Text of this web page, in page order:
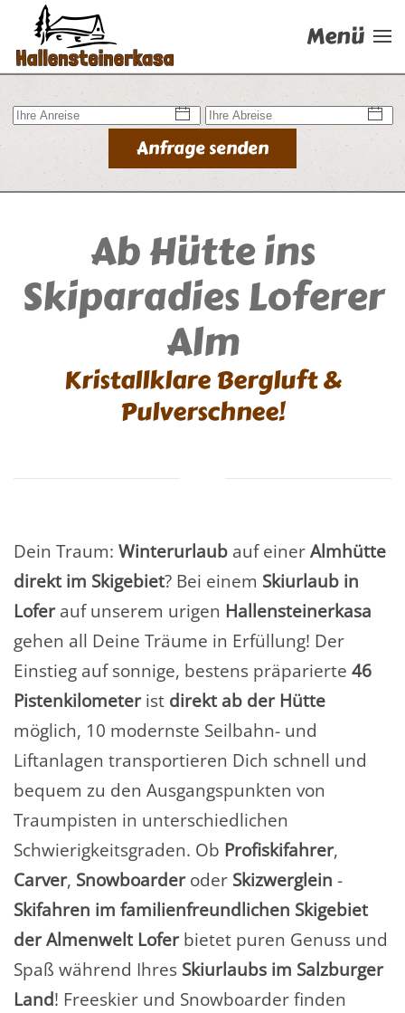
Zum Hauptinhalt springen
Menü
Anfrage senden
Ab Hütte ins
Skiparadies Loferer
Alm
Kristallklare Bergluft &
Pulverschnee!
Dein Traum: Winterurlaub auf einerAlmhütte
direkt im Skigebiet? Bei einem Skiurlaub in
Loferauf unserem urigen Hallensteinerkasa
gehen all Deine Träume in Erfüllung! Der
Einstieg auf sonnige, bestens präparierte 46
Pistenkilometerist direkt ab der Hütte
möglich, 10 modernste Seilbahn- und
Liftanlagen transportieren Dich schnell und
bequem zu den Ausgangspunkten von
Traumpisten in unterschiedlichen
Schwierigkeitsgraden. Ob Profiskifahrer,
Carver, Snowboarderoder Skizwerglein -
Skifahren im familienfreundlichen Skigebiet
der Almenwelt Loferbietet puren Genuss und
Spaß während Ihres Skiurlaubs im Salzburger
Land! Freeskier und Snowboarder finden